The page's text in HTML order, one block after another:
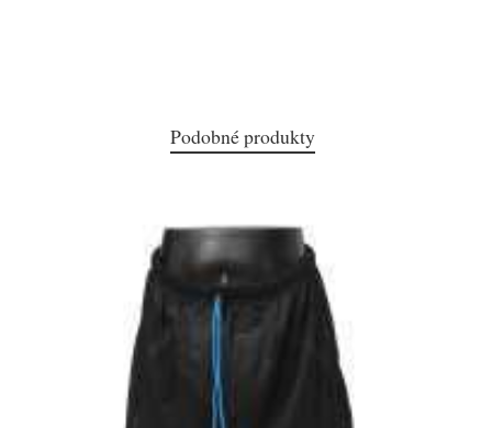
Podobné produkty